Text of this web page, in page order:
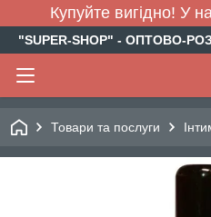
Купуйте вигідно! У
"SUPER-SHOP" - ОПТОВО-
Товари та послуги